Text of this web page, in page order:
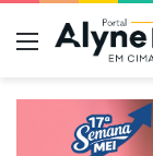
Menu